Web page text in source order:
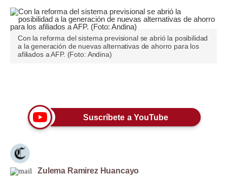
Editorial
Pregunta de hoy
Blogs
Viajes
Estilos
Con la reforma del sistema previsional se abrió la posibilidad
a la generación de nuevas alternativas de ahorro para los
afiliados a AFP. (Foto: Andina)
Suscríbete a YouTube
Zulema Ramirez Huancayo